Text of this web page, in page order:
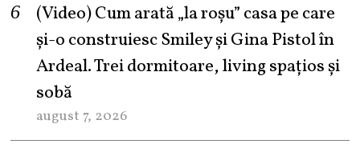
(Video) Cum arată „la roşu” casa pe care
şi-o construiesc Smiley şi Gina Pistol în
Ardeal. Trei dormitoare, living spațios și
sobă
august 7, 2026